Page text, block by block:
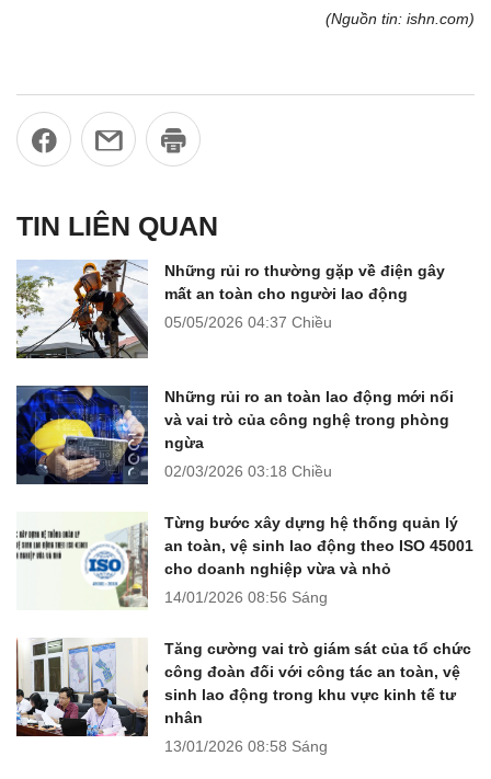
(Nguồn tin: ishn.com)
TIN LIÊN QUAN
Những rủi ro thường gặp về điện gây
mất an toàn cho người lao động
05/05/2026 04:37 Chiều
Những rủi ro an toàn lao động mới nổi
và vai trò của công nghệ trong phòng
ngừa
02/03/2026 03:18 Chiều
Từng bước xây dựng hệ thống quản lý
an toàn, vệ sinh lao động theo ISO 45001
cho doanh nghiệp vừa và nhỏ
14/01/2026 08:56 Sáng
Tăng cường vai trò giám sát của tổ chức
công đoàn đối với công tác an toàn, vệ
sinh lao động trong khu vực kinh tế tư
nhân
13/01/2026 08:58 Sáng